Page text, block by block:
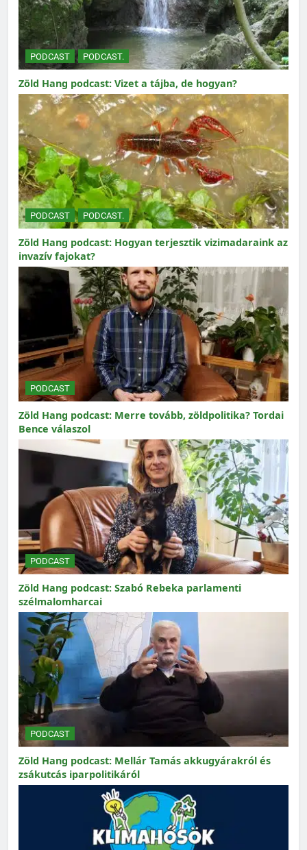
PODCAST PODCAST.
Zöld Hang podcast: Vizet a tájba, de hogyan?
PODCAST PODCAST.
Zöld Hang podcast: Hogyan terjesztik vizimadaraink az
invazív fajokat?
PODCAST
Zöld Hang podcast: Merre tovább, zöldpolitika? Tordai
Bence válaszol
PODCAST
Zöld Hang podcast: Szabó Rebeka parlamenti
szélmalomharcai
PODCAST
Zöld Hang podcast: Mellár Tamás akkugyárakról és
zsákutcás iparpolitikáról